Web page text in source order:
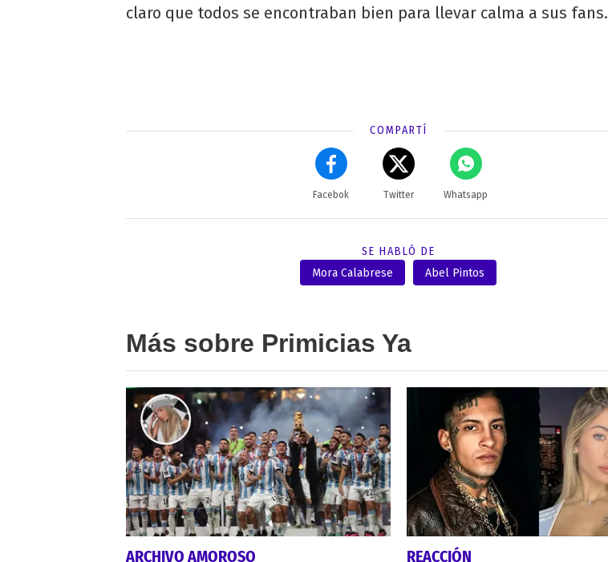
claro que todos se encontraban bien para llevar calma a sus fans.
COMPARTÍ
Facebok Twitter Whatsapp
SE HABLÓ DE
Mora Calabrese
Abel Pintos
Más sobre Primicias Ya
ARCHIVO AMOROSO REACCIÓN